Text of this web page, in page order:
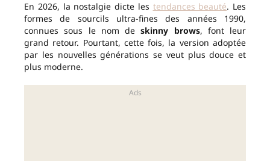
En 2026, la nostalgie dicte les tendances beauté. Les
formes de sourcils ultra-fines des années 1990,
connues sous le nom deskinny brows, font leur
grand retour. Pourtant, cette fois, la version adoptée
par les nouvelles générations se veut plus douce et
plus moderne.